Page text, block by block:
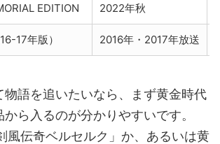
EDITION 2022年秋
17年版） 2016年・2017年放送
物語を追いたいなら、まず黄金時代
ら入るのが分かりやすいです。
風伝奇ベルセルク」か、あるいは黄